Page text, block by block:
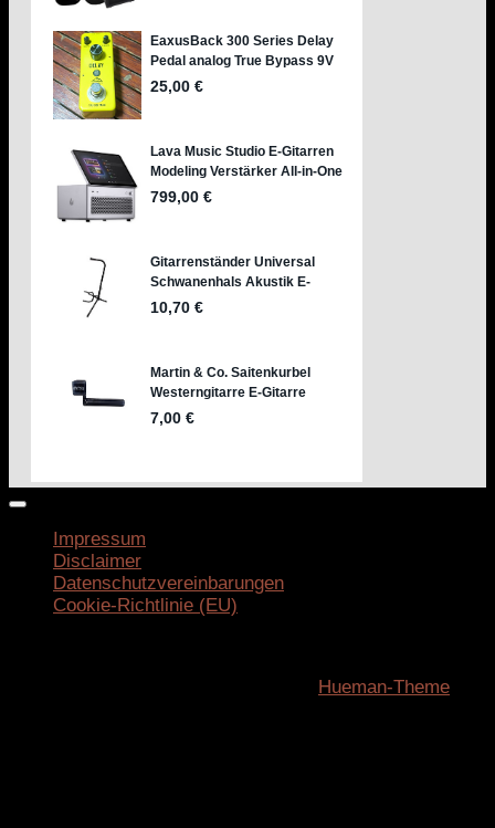
Impressum
Disclaimer
Datenschutzvereinbarungen
Cookie-Richtlinie (EU)
Hueman-Theme